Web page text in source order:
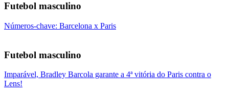
Futebol masculino
Números-chave: Barcelona x Paris
Futebol masculino
Imparável, Bradley Barcola garante a 4ª vitória do Paris contra o
Lens!